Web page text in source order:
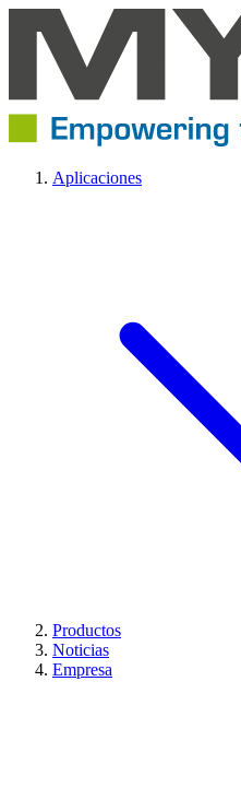
Aplicaciones
Productos
Noticias
Empresa